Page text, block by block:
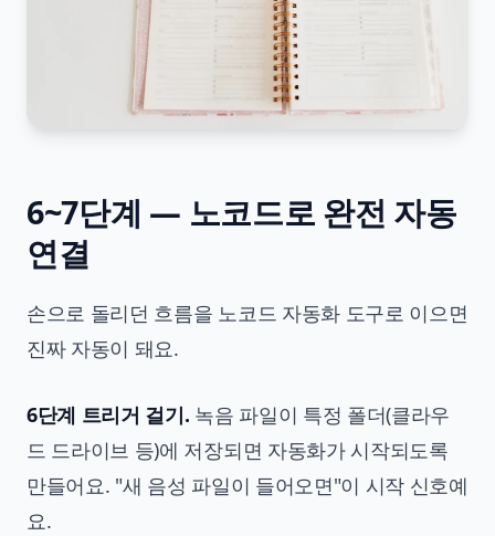
6~7단계 — 노코드로 완전 자동
연결
손으로 돌리던 흐름을 노코드 자동화 도구로 이으면
진짜 자동이 돼요.
6단계 트리거 걸기. 녹음 파일이 특정 폴더(클라우
드 드라이브 등)에 저장되면 자동화가 시작되도록
만들어요. "새 음성 파일이 들어오면"이 시작 신호예
요.